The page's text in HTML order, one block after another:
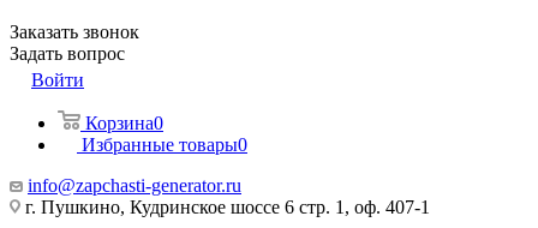
Заказать звонок
Задать вопрос
Войти
Корзина0
Избранные товары0
info@zapchasti-generator.ru
г. Пушкино, Кудринское шоссе 6 стр. 1, оф. 407-1